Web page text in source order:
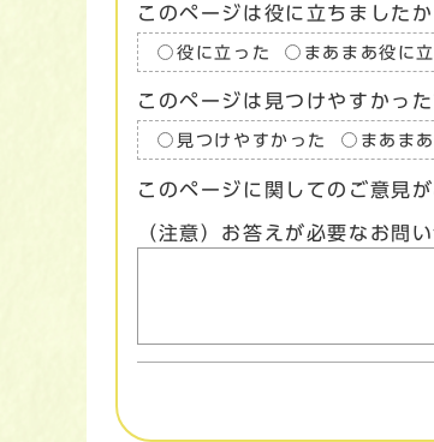
このページは役に立ちましたか
役に立った まあまあ役に
このページは見つけやすかった
見つけやすかった まあま
このページに関してのご意見
（注意）お答えが必要なお問